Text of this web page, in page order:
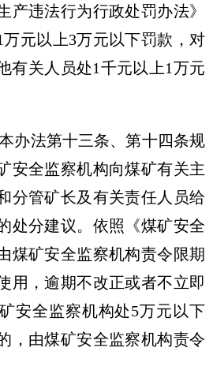
产违法行为行政处罚办法》
元以上3万元以下罚款，对
有关人员处1千元以上1万元
办法第十三条、第十四条规
安全监察机构向煤矿有关主
分管矿长及有关责任人员给
处分建议。依照《煤矿安全
煤矿安全监察机构责令限期
用，逾期不改正或者不立即
安全监察机构处5万元以下
，由煤矿安全监察机构责令